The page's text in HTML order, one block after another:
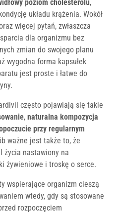
poziom cholesterolu,
układu krążenia. Wokół
więcej pytań, zwłaszcza
dla organizmu bez
zmian do swojego planu
wygodna forma kapsułek
jest proste i łatwe do
często pojawiają się takie
, naturalna kompozycja
przy regularnym
ważne jest także to, że
życia nastawiony na
żywieniowe i troskę o serce.
wspierające organizm cieszą
wtedy, gdy są stosowane
rozpoczęciem